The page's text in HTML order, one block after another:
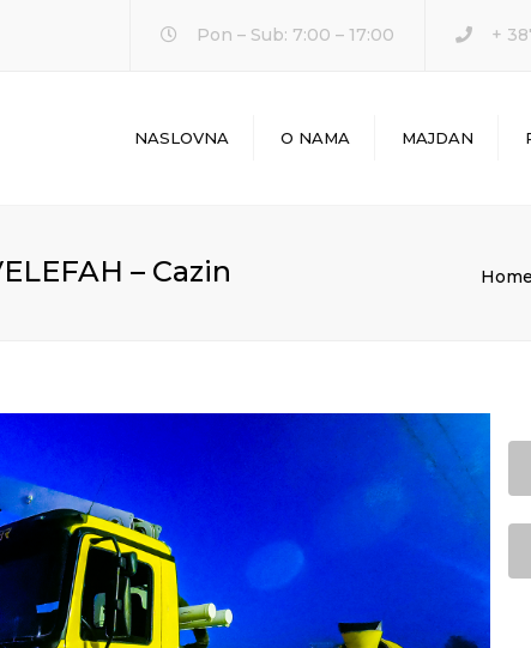
Pon – Sub: 7:00 – 17:00 +
NASLOVNA O NAMA MAJDAN
– Cazin